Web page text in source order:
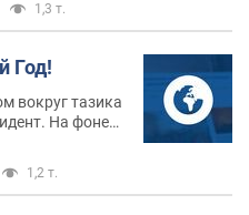
1,3 т.
Год!
вокруг тазика
На фоне
1,2 т.